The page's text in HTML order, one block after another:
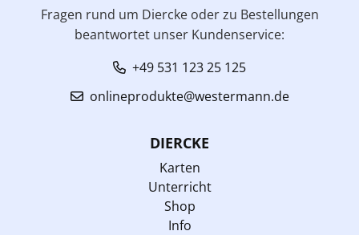
Fragen rund um Diercke oder zu Bestellungen
beantwortet unser Kundenservice:
+49 531 123 25 125
onlineprodukte@westermann.de
DIERCKE
Karten
Unterricht
Shop
Info